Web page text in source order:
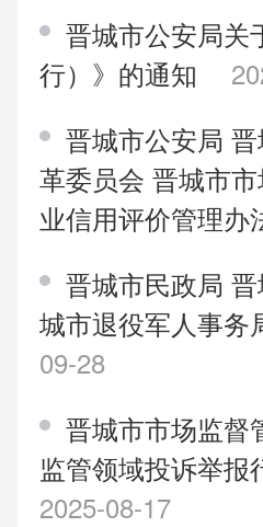
晋城市公安局关
行）》的通知
晋城市公安局
革委员会 晋城市
业信用评价管理
晋城市民政局
城市退役军人事
09-28
晋城市市场监督
监管领域投诉举
2025-08-17